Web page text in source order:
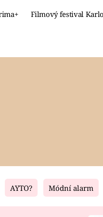
Filmový festival
Living
AYTO? Módní alarm